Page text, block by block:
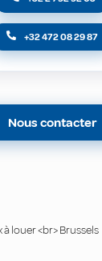
+32 472 08 29 87
Nous contacter